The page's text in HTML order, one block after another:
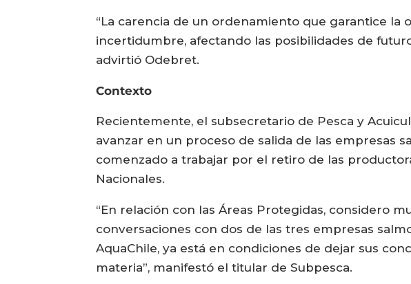
“La carencia de un ordenamiento que garantice
incertidumbre, afectando las posibilidades de
advirtió Odebret.
Contexto
Recientemente, el subsecretario de Pesca y
avanzar en un proceso de salida de las empresas
comenzado a trabajar por el retiro de las
Nacionales.
“En relación con las Áreas Protegidas, considero
conversaciones con dos de las tres empresas
AquaChile, ya está en condiciones de dejar sus
materia”, manifestó el titular de Subpesca.